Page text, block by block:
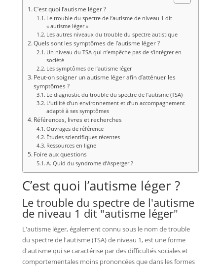
C’est quoi l’autisme léger ?
Le trouble du spectre de l’autisme de niveau 1 dit
« autisme léger »
Les autres niveaux du trouble du spectre autistique
Quels sont les symptômes de l’autisme léger ?
Un niveau du TSA qui n’empêche pas de s’intégrer en
société
Les symptômes de l’autisme léger
Peut-on soigner un autisme léger afin d’atténuer les
symptômes ?
Le diagnostic du trouble du spectre de l’autisme (TSA)
L’utilité d’un environnement et d’un accompagnement
adapté à ses symptômes
Références, livres et recherches
Ouvrages de référence
Études scientifiques récentes
Ressources en ligne
Foire aux questions
A. Quid du syndrome d’Asperger ?
C’est quoi l’autisme léger ?
Le trouble du spectre de l'autisme
de niveau 1 dit "autisme léger"
L'autisme léger, également connu sous le nom de trouble
du spectre de l'autisme (TSA) de niveau 1, est une forme
d'autisme qui se caractérise par des difficultés sociales et
comportementales moins prononcées que dans les formes